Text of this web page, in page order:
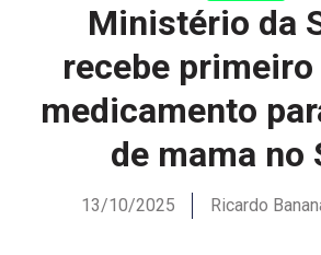
Ministério da
recebe
medicamento
de mama no
13/10/2025 Ricardo